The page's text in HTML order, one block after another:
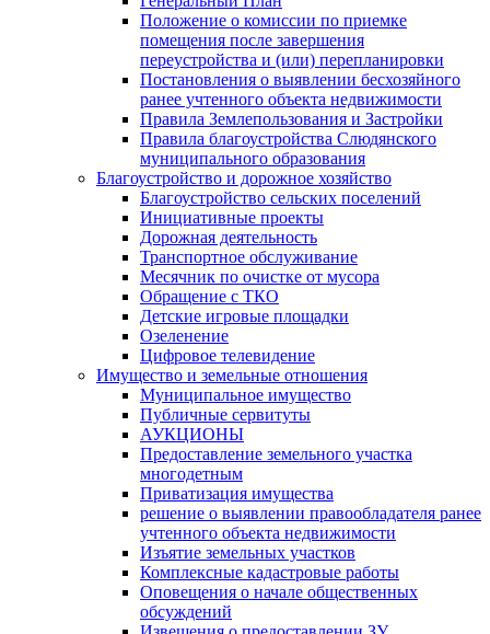
Положение о комиссии по приемке
помещения после завершения
переустройства и (или) перепланировки
Постановления о выявлении бесхозяйного
ранее учтенного объекта недвижимости
Правила Землепользования и Застройки
Правила благоустройства Слюдянского
муниципального образования
Благоустройство и дорожное хозяйство
Благоустройство сельских поселений
Инициативные проекты
Дорожная деятельность
Транспортное обслуживание
Месячник по очистке от мусора
Обращение с ТКО
Детские игровые площадки
Озеленение
Цифровое телевидение
Имущество и земельные отношения
Муниципальное имущество
Публичные сервитуты
АУКЦИОНЫ
Предоставление земельного участка
многодетным
Приватизация имущества
решение о выявлении правообладателя ранее
учтенного объекта недвижимости
Изъятие земельных участков
Комплексные кадастровые работы
Оповещения о начале общественных
обсуждений